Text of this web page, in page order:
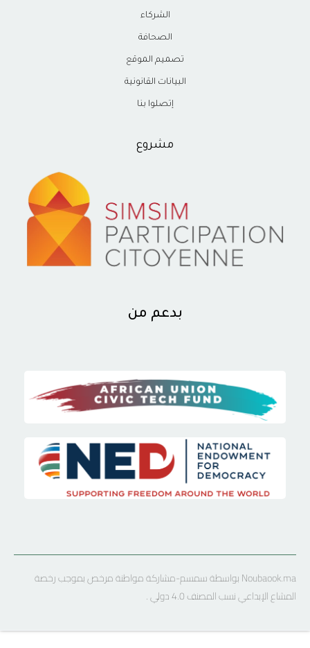
الشركاء
الصحافة
تصميم الموقع
البيانات القانونية
إتصلوا بنا
مشروع
بدعم من
Noubaook.ma بواسطة سمسم-مشاركة مواطنة مرخص بموجب رخصة
المشاع الإبداعي نسب المصنف 4.0 دولي .